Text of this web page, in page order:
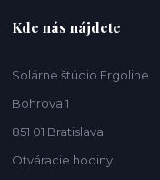
Kde nás nájdete
Solárne štúdio Ergoline
Bohrova 1
851 01 Bratislava
Otváracie hodiny